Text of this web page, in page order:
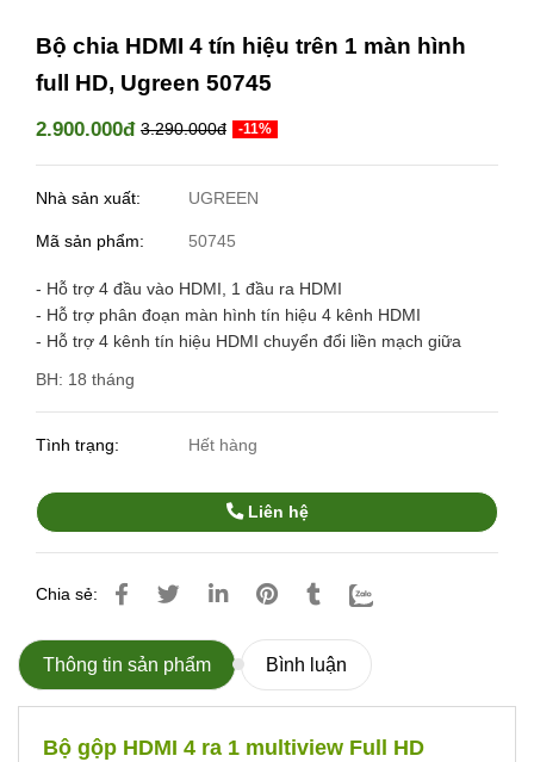
Bộ chia HDMI 4 tín hiệu trên 1 màn hình
full HD, Ugreen 50745
2.900.000đ 3.290.000đ -11%
Nhà sản xuất: UGREEN
Mã sản phẩm: 50745
- Hỗ trợ 4 đầu vào HDMI, 1 đầu ra HDMI
- Hỗ trợ phân đoạn màn hình tín hiệu 4 kênh HDMI
- Hỗ trợ 4 kênh tín hiệu HDMI chuyển đổi liền mạch giữa
BH: 18 tháng
Tình trạng: Hết hàng
Liên hệ
Chia sẻ:
Thông tin sản phẩm Bình luận
Bộ gộp HDMI 4 ra 1 multiview Full HD